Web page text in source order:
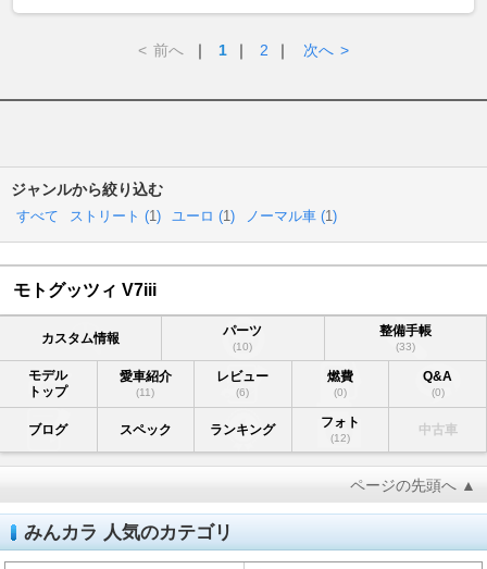
< 前へ ｜ 1 ｜ 2 ｜ 次へ >
ジャンルから絞り込む
すべて ストリート (1) ユーロ (1) ノーマル車 (1)
モトグッツィ V7iii
カスタム情報 パーツ
(10)
整備手帳
(33)
モデル
トップ
愛車紹介
(11)
レビュー
(6)
燃費
(0)
Q&A
(0)
ブログ スペック ランキング フォト
(12)
中古車
ページの先頭へ ▲
みんカラ 人気のカテゴリ